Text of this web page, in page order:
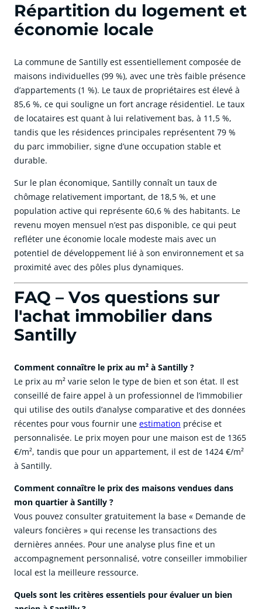
Répartition du logement et
économie locale
La commune de Santilly est essentiellement composée de
maisons individuelles (99 %), avec une très faible présence
d’appartements (1 %). Le taux de propriétaires est élevé à
85,6 %, ce qui souligne un fort ancrage résidentiel. Le taux
de locataires est quant à lui relativement bas, à 11,5 %,
tandis que les résidences principales représentent 79 %
du parc immobilier, signe d’une occupation stable et
durable.
Sur le plan économique, Santilly connaît un taux de
chômage relativement important, de 18,5 %, et une
population active qui représente 60,6 % des habitants. Le
revenu moyen mensuel n’est pas disponible, ce qui peut
refléter une économie locale modeste mais avec un
potentiel de développement lié à son environnement et sa
proximité avec des pôles plus dynamiques.
FAQ – Vos questions sur
l'achat immobilier dans
Santilly
Comment connaître le prix au m² à Santilly ?
Le prix au m² varie selon le type de bien et son état. Il est
conseillé de faire appel à un professionnel de l’immobilier
qui utilise des outils d’analyse comparative et des données
récentes pour vous fournir une estimation précise et
personnalisée. Le prix moyen pour une maison est de 1365
€/m², tandis que pour un appartement, il est de 1424 €/m²
à Santilly.
Comment connaître le prix des maisons vendues dans
mon quartier à Santilly ?
Vous pouvez consulter gratuitement la base « Demande de
valeurs foncières » qui recense les transactions des
dernières années. Pour une analyse plus fine et un
accompagnement personnalisé, votre conseiller immobilier
local est la meilleure ressource.
Quels sont les critères essentiels pour évaluer un bien